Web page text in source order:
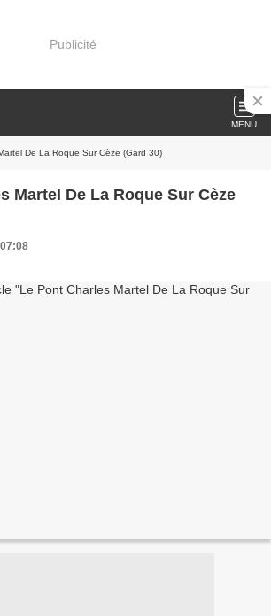
Publicité
MENU
De La Roque Sur Cèze (Gard 30)
Martel De La Roque Sur Cèze